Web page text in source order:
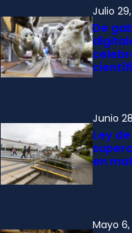
Julio
De
Junio
Ley
en
Mayo